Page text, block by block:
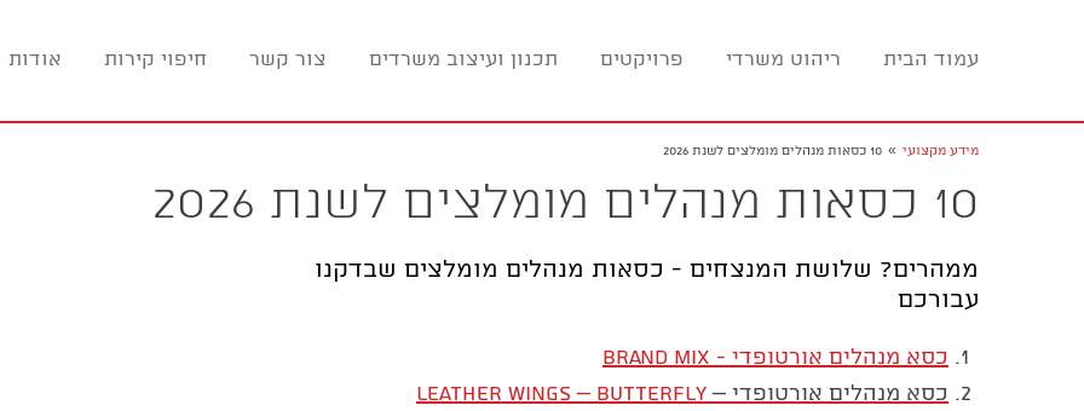
עמוד הבית ריהוט משרדי פרויקטים תכנון ועיצוב משרדים צור קשר חיפוי קירות אודות
מידע מקצועי » 10 כסאות מנהלים מומלצים לשנת 2026
10 כסאות מנהלים מומלצים לשנת 2026
ממהרים? שלושת המנצחים - כסאות מנהלים מומלצים שבדקנו
עבורכם
כסא מנהלים אורטופדי - Brand Mix
כסא מנהלים אורטופדי –Leather Wings – Butterfly